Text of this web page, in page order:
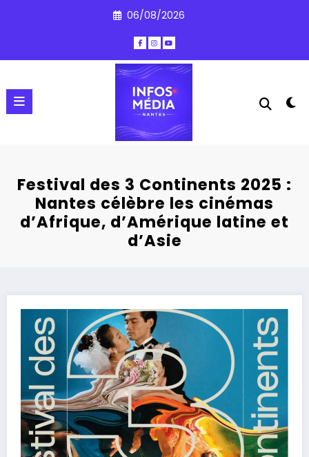
06/08/2026
Festival des 3 Continents 2025 :
Nantes célèbre les cinémas
d’Afrique, d’Amérique latine et
d’Asie